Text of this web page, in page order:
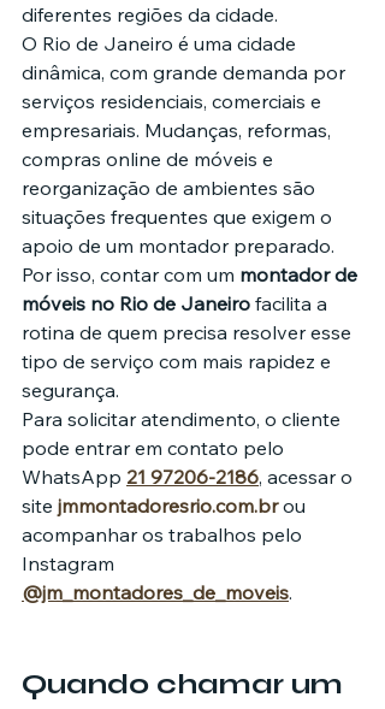
diferentes regiões da cidade.
O Rio de Janeiro é uma cidade
dinâmica, com grande demanda por
serviços residenciais, comerciais e
empresariais. Mudanças, reformas,
compras online de móveis e
reorganização de ambientes são
situações frequentes que exigem o
apoio de um montador preparado.
Por isso, contar com um montador de
móveis no Rio de Janeiro facilita a
rotina de quem precisa resolver esse
tipo de serviço com mais rapidez e
segurança.
Para solicitar atendimento, o cliente
pode entrar em contato pelo
WhatsApp 21 97206-2186, acessar o
site jmmontadoresrio.com.br ou
acompanhar os trabalhos pelo
Instagram
@jm_montadores_de_moveis.
Quando chamar um